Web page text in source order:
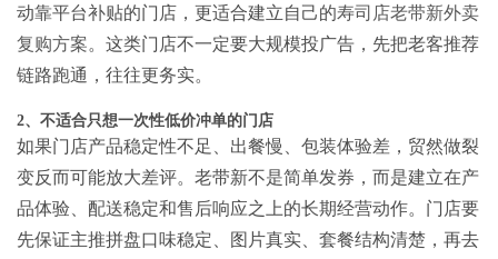
动靠平台补贴的门店，更适合建立自己的寿司店老带新外卖
复购方案。这类门店不一定要大规模投广告，先把老客推荐
链路跑通，往往更务实。
2、不适合只想一次性低价冲单的门店
如果门店产品稳定性不足、出餐慢、包装体验差，贸然做裂
变反而可能放大差评。老带新不是简单发券，而是建立在产
品体验、配送稳定和售后响应之上的长期经营动作。门店要
先保证主推拼盘口味稳定、图片真实、套餐结构清楚，再去